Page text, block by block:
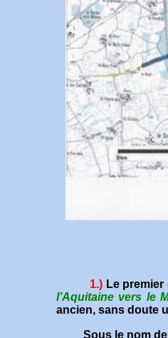
1.)Le premier
l’Aquitaine vers le
ancien, sans doute
Sous le nom de